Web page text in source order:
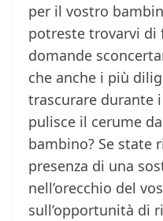
per il vostro
potreste trovarvi di
domande
che anche i più
trascurare durante
pulisce il cerume
bambino? Se state
presenza di una
nell’orecchio del
sull’opportunità di